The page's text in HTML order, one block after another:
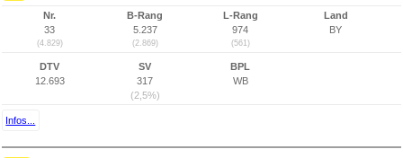
Nr.
33
(4.829)
B-Rang
5.237
(2.869)
L-Rang
974
(561)
Land
BY
DTV
12.693
SV
317
(2,5%)
BPL
WB
Infos...